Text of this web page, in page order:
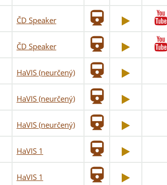
ČD Speaker
ČD Speaker
HaVIS (neurčený)
HaVIS (neurčený)
HaVIS (neurčený)
HaVIS 1
HaVIS 1